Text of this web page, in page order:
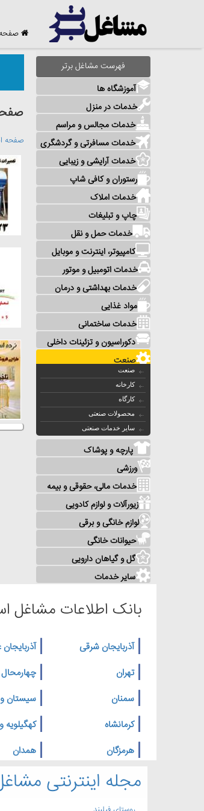
فهرست مشاغل برتر
آموزشگاه ها
خدمات در منزل
خدمات مجالس و مراسم
خدمات مسافرتی و گردشگری
خدمات آرایشی و زیبایی
رستوران و کافی شاپ
خدمات املاک
چاپ و تبلیغات
خدمات حمل و نقل
کامپیوتر، اینترنت و موبایل
خدمات اتومبیل و موتور
خدمات بهداشتی و درمان
مواد غذایی
خدمات ساختمانی
دکوراسیون و تزئینات داخلی
صنعت
صنعت
کارخانه
کارگاه
محصولات صنعتی
سایر خدمات صنعتی
پارچه و پوشاک
ورزشی
خدمات مالی، حقوقی و بیمه
زیورآلات و لوازم کادویی
لوازم خانگی و برقی
حیوانات خانگی
گل و گیاهان دارویی
سایر خدمات
صفحه
بانک اطلاعات مشاغل
آذربایجان شرقی
تهران
سمنان
سیستان
کرمانشاه
کهگیلویه
هرمزگان
همدان
مجله اینترنتی